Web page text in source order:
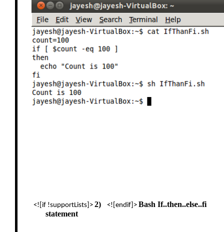
<![if !supportLists]> 2) <![endif]> Bash If..then..else..fi
statement